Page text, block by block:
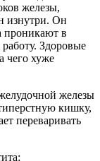
железы,
изнутри. Он
проникают в
Здоровые
чего хуже
железы
кишку,
переваривать